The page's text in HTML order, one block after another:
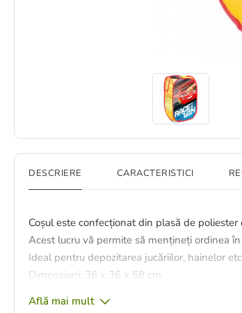
DESCRIERE CARACTERISTICI
Coșul este confecționat din plasă de
Acest lucru vă permite să mențineți ordinea
Ideal pentru depozitarea jucăriilor, hainelor
Dimensiuni: 36 x 36 x 58 cm.
Află mai mult